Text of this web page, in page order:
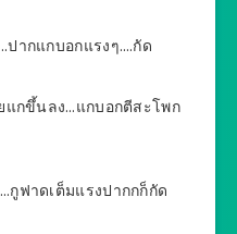
ปากแกบอกแรงๆ….กัด
แกขึ้นลง…แกบอกตีสะโพก
กูฟาดเต็มแรงปากกก็กัด